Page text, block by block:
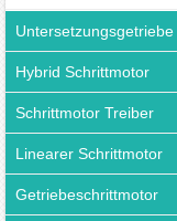
Untersetzungsgetriebe
Hybrid Schrittmotor
Schrittmotor Treiber
Linearer Schrittmotor
Getriebeschrittmotor